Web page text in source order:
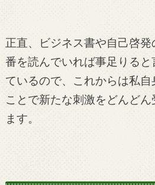
正直、ビジネス書や自己啓
番を読んでいれば事足りると
ているので、これからは私
ことで新たな刺激をどんど
ます。